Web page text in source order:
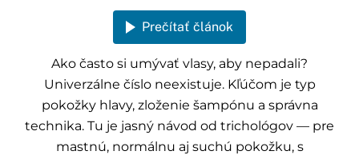
Prečítať článok
Ako často si umývať vlasy, aby nepadali?
Univerzálne číslo neexistuje. Kľúčom je typ
pokožky hlavy, zloženie šampónu a správna
technika. Tu je jasný návod od trichológov — pre
mastnú, normálnu aj suchú pokožku, s